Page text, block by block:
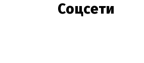
Соцсети